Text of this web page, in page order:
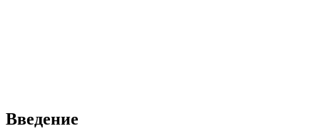
Введение